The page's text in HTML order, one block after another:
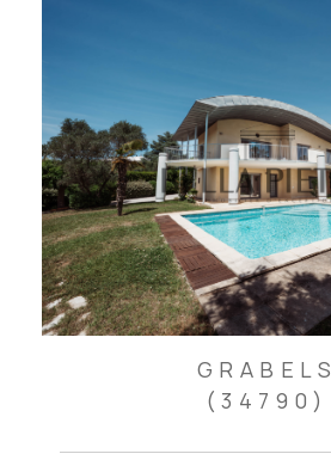
GRABELS
(34790)